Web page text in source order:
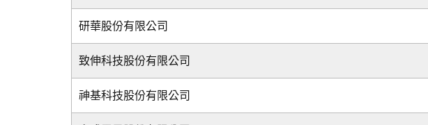
研華股份有限公司
致伸科技股份有限公司
神基科技股份有限公司